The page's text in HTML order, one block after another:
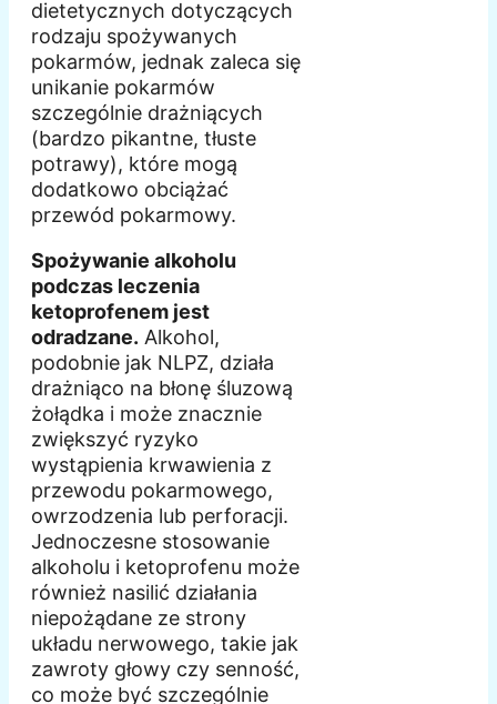
dietetycznych dotyczących
rodzaju spożywanych
pokarmów, jednak zaleca się
unikanie pokarmów
szczególnie drażniących
(bardzo pikantne, tłuste
potrawy), które mogą
dodatkowo obciążać
przewód pokarmowy.
Spożywanie alkoholu
podczas leczenia
ketoprofenem jest
odradzane. Alkohol,
podobnie jak NLPZ, działa
drażniąco na błonę śluzową
żołądka i może znacznie
zwiększyć ryzyko
wystąpienia krwawienia z
przewodu pokarmowego,
owrzodzenia lub perforacji.
Jednoczesne stosowanie
alkoholu i ketoprofenu może
również nasilić działania
niepożądane ze strony
układu nerwowego, takie jak
zawroty głowy czy senność,
co może być szczególnie